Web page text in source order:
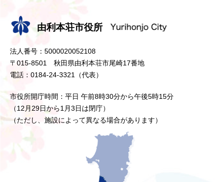
由利本荘市役所
法人番号：5000020052108
〒015-8501 秋田県由利本荘市尾崎17番地
電話：0184-24-3321（代表）
市役所開庁時間：平日 午前8時30分から午後5時15分
（12月29日から1月3日は閉庁）
（ただし、施設によって異なる場合があります）